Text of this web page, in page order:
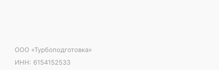
ООО «Турбоподготовка»
ИНН: 6154152533